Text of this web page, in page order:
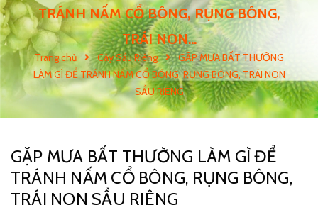
TRÁNH NẤM CỔ BÔNG, RỤNG BÔNG,
TRÁI NON...
Trang chủ Cây Sầu Riêng
GẶP MƯA BẤT THƯỜNG
LÀM GÌ ĐỂ TRÁNH NẤM CỔ BÔNG, RỤNG BÔNG, TRÁI NON
SẦU RIÊNG
GẶP MƯA BẤT THƯỜNG LÀM GÌ ĐỂ
TRÁNH NẤM CỔ BÔNG, RỤNG BÔNG,
TRÁI NON SẦU RIÊNG